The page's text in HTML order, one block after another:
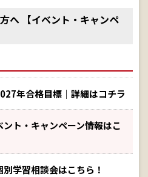
へ 【イベント・キャンペ
年合格目標｜詳細はコチラ
ト・キャンペーン情報はこ
別学習相談会はこちら！